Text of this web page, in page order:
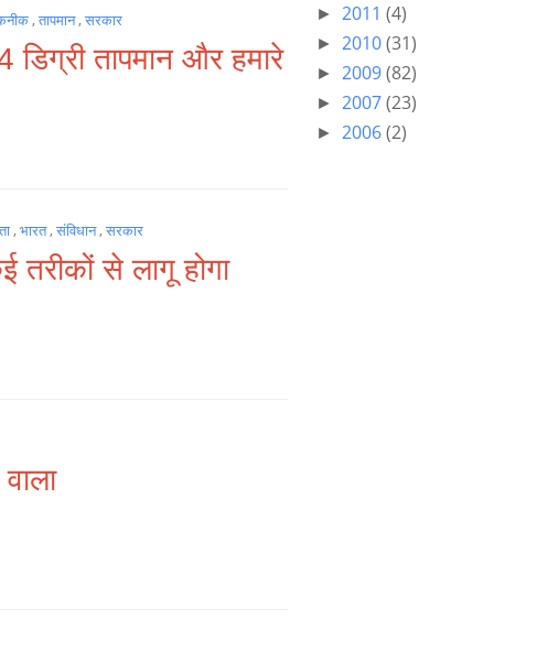
,तापमान,सरकार
तापमान और हमारे
,भारत,संविधान,सरकार
से लागू होगा
► 2011 (4)
► 2010(31)
► 2009(82)
► 2007(23)
► 2006(2)